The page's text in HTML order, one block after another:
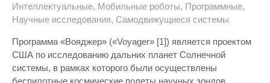
Интеллектуальные, Мобильные роботы, Программные,
Научные исследования, Самодвижущиеся системы
Программа «Вояджер» («Voyager» [1]) является проектом
США по исследованию дальних планет Солнечной
системы, в рамках которого были осуществлены
беспилотные космические полеты научных зондов